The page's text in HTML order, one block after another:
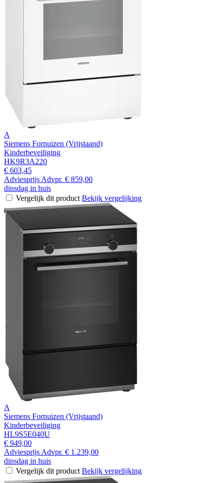
A
Siemens Fornuizen (Vrijstaand)
Kinderbeveiliging
HK9R3A220
€ 603,45
Adviesprijs Advpr. € 859,00
dinsdag in huis
Vergelijk dit product Bekijk vergelijking
A
Siemens Fornuizen (Vrijstaand)
Kinderbeveiliging
HL9S5E040U
€ 949,00
Adviesprijs Advpr. € 1.239,00
dinsdag in huis
Vergelijk dit product Bekijk vergelijking